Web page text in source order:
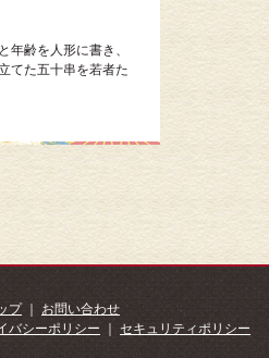
年齢を人形に書き、
てた五十串を若者た
プ｜ お問い合わせ
バシーポリシー セキュリティポリシー